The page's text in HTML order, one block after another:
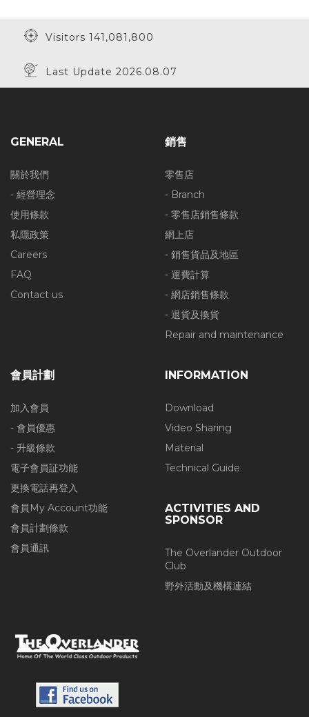
Visitors 141,081,800
Last Update 2026.08.07
GENERAL
關於我們
- 經營理念
使用條款
私隱政策
Careers
FAQ
Contact us
銷售
零售店
- Branch
- 零售店銷售條款
網上店
- 銷售貨品及地區
- 運費計算
- 網店銷售條款
- 退貨及換貨
Repair and maintenance
會員計劃
加入會員
- 會員優惠
- 升級條款
電子會員証功能
更換電話再登入
會員My Account功能
會員計劃條款
會員通訊
INFORMATION
Download
Video Sharing
Material
Technical Guide
ACTIVITIES AND
SPONSOR
The Overlander Outdoor
Club
野外活動及機構連結